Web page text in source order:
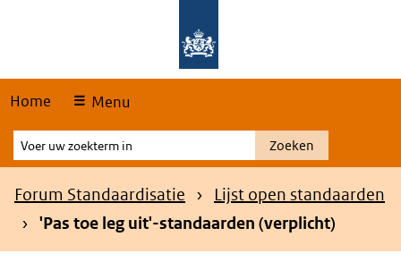
Home Menu
Voer
uw
zoekterm
Zoeken
Kruimelpad
Forum Standaardisatie
Lijst open standaarden
'Pas toe leg uit'-standaarden (verplicht)